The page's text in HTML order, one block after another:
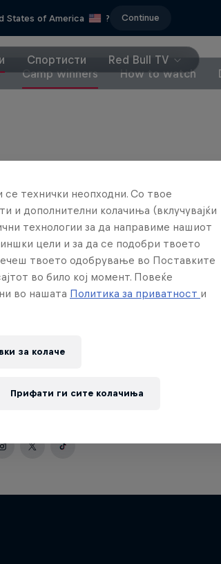
States of America ? Continue
Спортисти
Red Bull TV
Camp winners How to watch
Bull BC One World Final
се технички неопходни. Со твое
и дополнителни колачиња (вклучувајќи
технологии за да направиме нашиот
цели и за да се подобри твоето
твоето одобрување во Поставките
во било кој момент. Повеќе
во нашата Политика за приватност и
за колачe
Прифати ги сите колачиња